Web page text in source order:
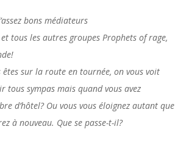
bons médiateurs
tous les autres groupes Prophets of rage,
sur la route en tournée, on vous voit
tous sympas mais quand vous avez
d’hôtel? Ou vous vous éloignez autant que
à nouveau. Que se passe-t-il?